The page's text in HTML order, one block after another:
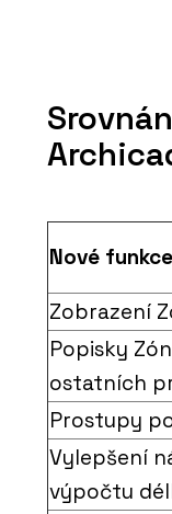
Nové
Zobrazení
Popisky
ostatních
Prostupy
Vylepšení
výpočtu